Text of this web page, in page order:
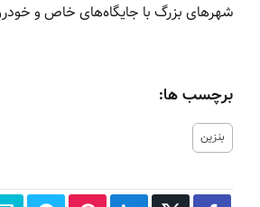
شهرهای بزرگ با جایگاه‌های خاص و
برچسب ها:
بنزین